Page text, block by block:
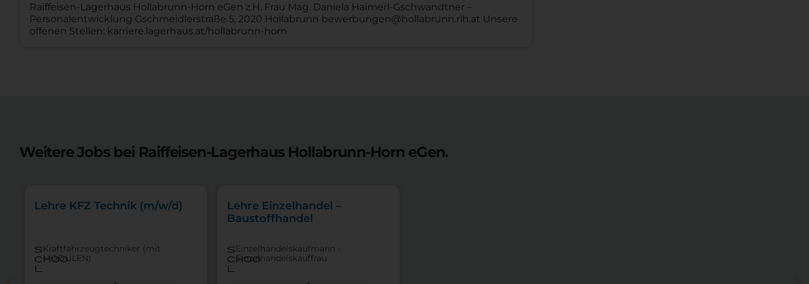
Raiffeisen-Lagerhaus Hollabrunn-Horn eGen z.H. Frau Mag. Daniela Haimerl-Gschwandtner –
Personalentwicklung Gschmeidlerstraße 5, 2020 Hollabrunn bewerbungen@hollabrunn.rlh.at Unsere
offenen Stellen: karriere.lagerhaus.at/hollabrunn-horn
Weitere Jobs bei Raiffeisen-Lagerhaus Hollabrunn-Horn eGen.
Lehre KFZ Technik (m/w/d)
s
choo
l
Kraftfahrzeugtechniker (mit
MODULEN)
Lehre Einzelhandel –
Baustoffhandel
s
choo
l
Einzelhandelskaufmann -
Einzelhandelskauffrau